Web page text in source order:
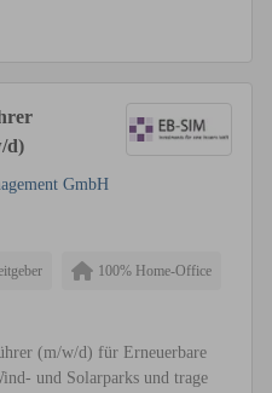
d)
GmbH
100% Home-Office
(m/w/d) für Erneuerbare
und Solarparks und trage